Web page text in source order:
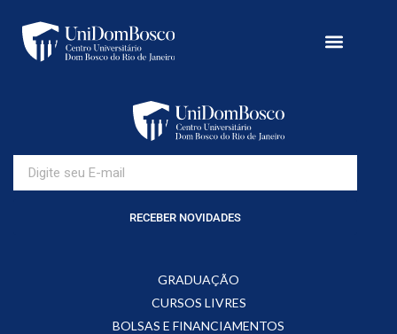
RECEBER NOVIDADES
GRADUAÇÃO
CURSOS LIVRES
BOLSAS E FINANCIAMENTOS